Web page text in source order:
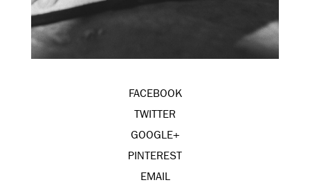
FACEBOOK
TWITTER
GOOGLE+
PINTEREST
EMAIL